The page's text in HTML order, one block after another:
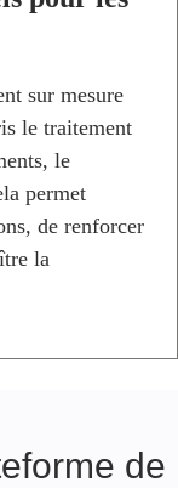
sur mesure
le traitement
le
permet
de renforcer
la
de